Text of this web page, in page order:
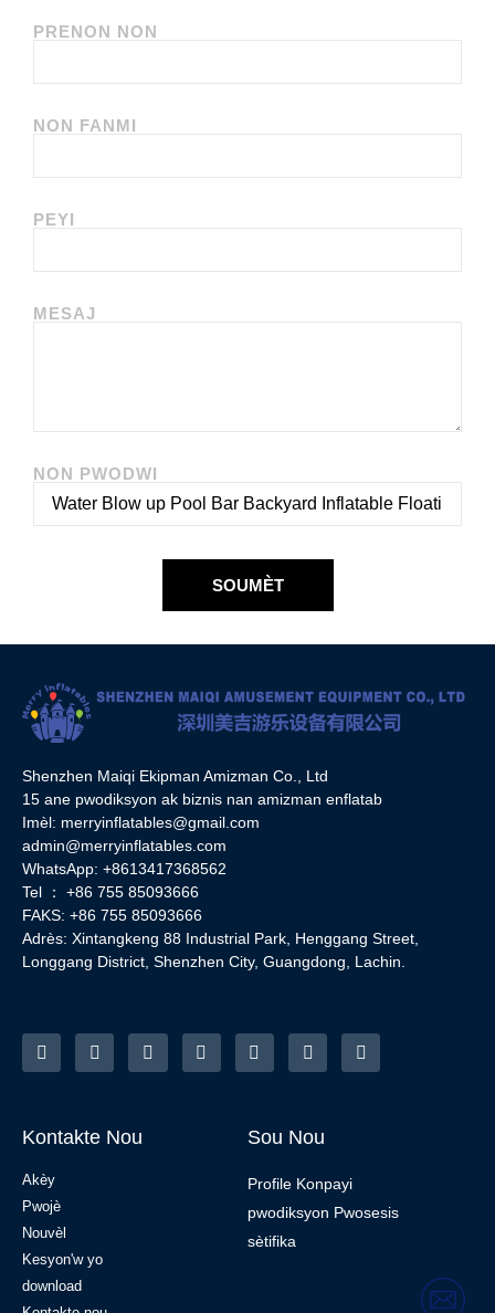
PRENON NON
NON FANMI
PEYI
MESAJ
NON PWODWI
SOUMÈT
Shenzhen Maiqi Ekipman Amizman Co., Ltd
15 ane pwodiksyon ak biznis nan amizman enflatab
Imèl: merryinflatables@gmail.com
admin@merryinflatables.com
WhatsApp: +8613417368562
Tel ： +86 755 85093666
FAKS: +86 755 85093666
Adrès: Xintangkeng 88 Industrial Park, Henggang Street,
Longgang District, Shenzhen City, Guangdong, Lachin.
Kontakte Nou
Akèy
Pwojè
Nouvèl
Kesyon'w yo
download
Sou Nou
Profile Konpayi
pwodiksyon Pwosesis
sètifika